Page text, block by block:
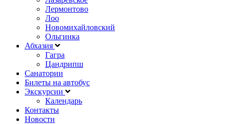
Лермонтово
Лоо
Новомихайловский
Ольгинка
Абхазия
Гагра
Цандрипш
Санатории
Билеты на автобус
Экскурсии
Календарь
Контакты
Новости